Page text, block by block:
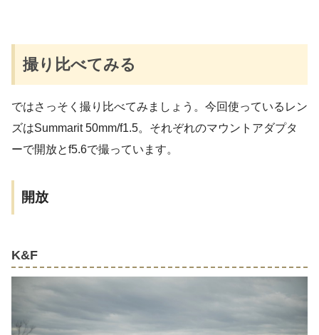
撮り比べてみる
ではさっそく撮り比べてみましょう。今回使っているレン
ズはSummarit 50mm/f1.5。それぞれのマウントアダプタ
ーで開放とf5.6で撮っています。
開放
K&F